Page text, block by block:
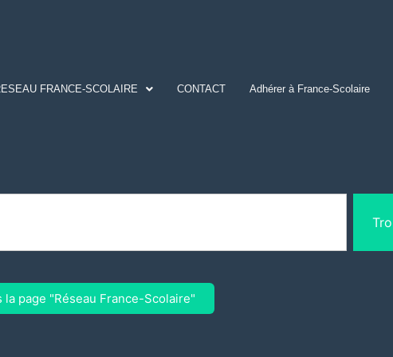
FRANCE-SCOLAIRE CONTACT Adhérer à France-Scolaire
page "Réseau France-Scolaire"